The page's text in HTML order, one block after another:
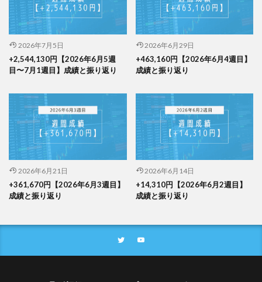
2026年7月5日
+2,544,130円【2026年6月5週
目〜7月1週目】成績と振り返り
2026年6月29日
+463,160円【2026年6月4週目】
成績と振り返り
2026年6月21日
+361,670円【2026年6月3週目】
成績と振り返り
2026年6月14日
+14,310円【2026年6月2週目】
成績と振り返り